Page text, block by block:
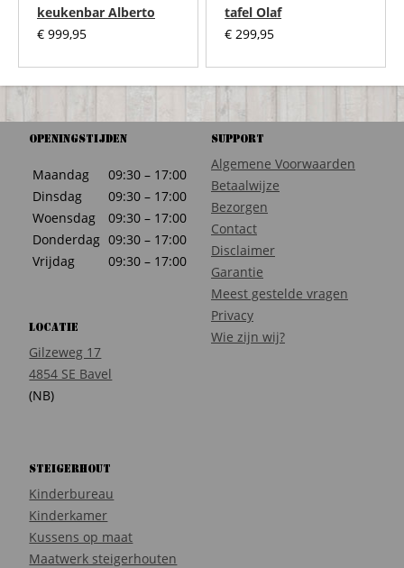
tafel Olaf
€ 299,95
keukenbar Alberto
€ 999,95
Openingstijden
Maandag
Dinsdag
Woensdag
Donderdag
Vrijdag
09:30 – 17:00
09:30 – 17:00
09:30 – 17:00
09:30 – 17:00
09:30 – 17:00
Locatie
Gilzeweg 17
4854 SE Bavel
(NB)
Support
Algemene Voorwaarden
Betaalwijze
Bezorgen
Contact
Disclaimer
Garantie
Meest gestelde vragen
Privacy
Wie zijn wij?
Steigerhout
Kinderbureau
Kinderkamer
Kussens op maat
Maatwerk steigerhouten